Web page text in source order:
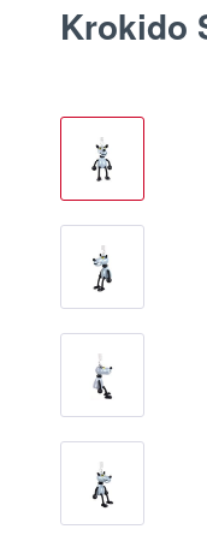
Krokido